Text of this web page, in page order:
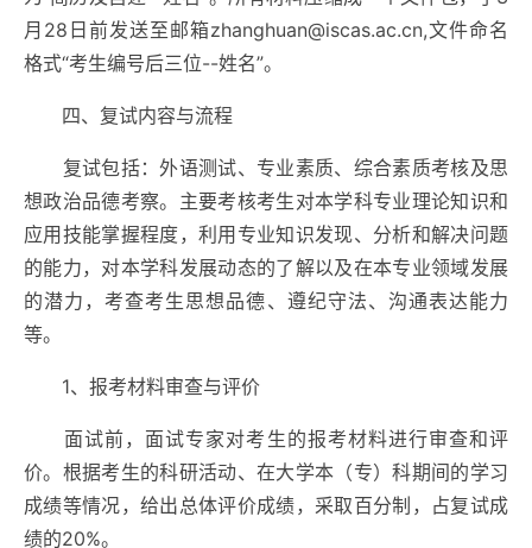
月28日前发送至邮箱zhanghuan@iscas.ac.cn,文件命名
格式“考生编号后三位--姓名”。
四、复试内容与流程
复试包括：外语测试、专业素质、综合素质考核及思
想政治品德考察。主要考核考生对本学科专业理论知识和
应用技能掌握程度，利用专业知识发现、分析和解决问题
的能力，对本学科发展动态的了解以及在本专业领域发展
的潜力，考查考生思想品德、遵纪守法、沟通表达能力
等。
1、报考材料审查与评价
面试前，面试专家对考生的报考材料进行审查和评
价。根据考生的科研活动、在大学本（专）科期间的学习
成绩等情况，给出总体评价成绩，采取百分制，占复试成
绩的20%。